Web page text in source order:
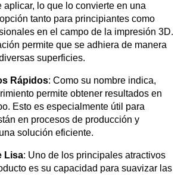
aplicar, lo que lo convierte en una
tanto para principiantes como
en el campo de la impresión 3D.
permite que se adhiera de manera
superficies.
Rápidos: Como su nombre indica,
permite obtener resultados en
Esto es especialmente útil para
en procesos de producción y
solución eficiente.
Lisa: Uno de los principales atractivos
es su capacidad para suavizar las